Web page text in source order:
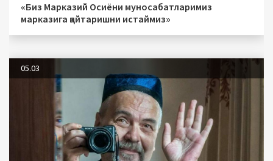
«Биз Марказий Осиёни муносабатларимиз
марказига қайтаришни истаймиз»
05.03